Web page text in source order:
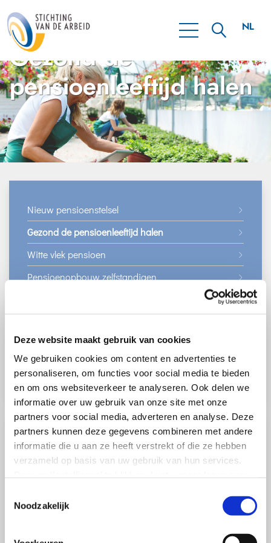
Deze website maakt gebruik van cookies
We gebruiken cookies om content en advertenties te
personaliseren, om functies voor social media te bieden
en om ons websiteverkeer te analyseren. Ook delen we
informatie over uw gebruik van onze site met onze
partners voor social media, adverteren en analyse. Deze
partners kunnen deze gegevens combineren met andere
informatie die u aan ze heeft verstrekt of die ze hebben
verzameld op basis van uw gebruik van hun services.
Door op ’Akkoord’ te klikken, gaat u akkoord met het
gebruik van alle cookies zoals omschreven in onze
cookieverklaring in deze cookiebanner. Door op ‘Alleen
Noodzakelijk
NL
Gezond de
pensioenleeftijd halen
Pensioenen Gezond de pensioenleeftijd halen
Binnen de Stichting wordt gesproken over de
verschillende manieren om te zorgen dat werknemers
gezond de pensioenleeftijd halen. Dit gaat om een
maatregelen om werknemers tijdig om te scholen tot
lang en veel zwaar werk hebben gedaan, vervroegd te
Nieuw pensioenstelsel
Gezond de pensioenleeftijd halen
Witte vlek pensioen
Pensioenopbouw zelfstandigen
Nieuws
Publicaties